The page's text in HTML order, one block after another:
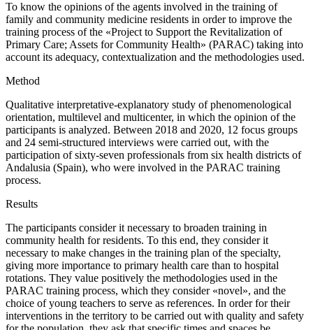
To know the opinions of the agents involved in the training of
family and community medicine residents in order to improve the
training process of the «Project to Support the Revitalization of
Primary Care; Assets for Community Health» (PARAC) taking into
account its adequacy, contextualization and the methodologies used.
Method
Qualitative interpretative-explanatory study of phenomenological
orientation, multilevel and multicenter, in which the opinion of the
participants is analyzed. Between 2018 and 2020, 12 focus groups
and 24 semi-structured interviews were carried out, with the
participation of sixty-seven professionals from six health districts of
Andalusia (Spain), who were involved in the PARAC training
process.
Results
The participants consider it necessary to broaden training in
community health for residents. To this end, they consider it
necessary to make changes in the training plan of the specialty,
giving more importance to primary health care than to hospital
rotations. They value positively the methodologies used in the
PARAC training process, which they consider «novel», and the
choice of young teachers to serve as references. In order for their
interventions in the territory to be carried out with quality and safety